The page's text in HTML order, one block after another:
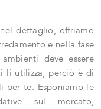
dettaglio, offriamo
e nella fase
deve essere
li utilizza, perciò è di
per te. Esponiamo le
sul mercato,